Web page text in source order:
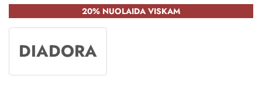
20% NUOLAIDA VISKAM
DIADORA